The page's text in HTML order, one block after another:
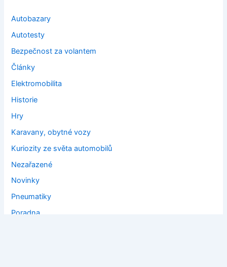
Autobazary
Autotesty
Bezpečnost za volantem
Články
Elektromobilita
Historie
Hry
Karavany, obytné vozy
Kuriozity ze světa automobilů
Nezařazené
Novinky
Pneumatiky
Poradna